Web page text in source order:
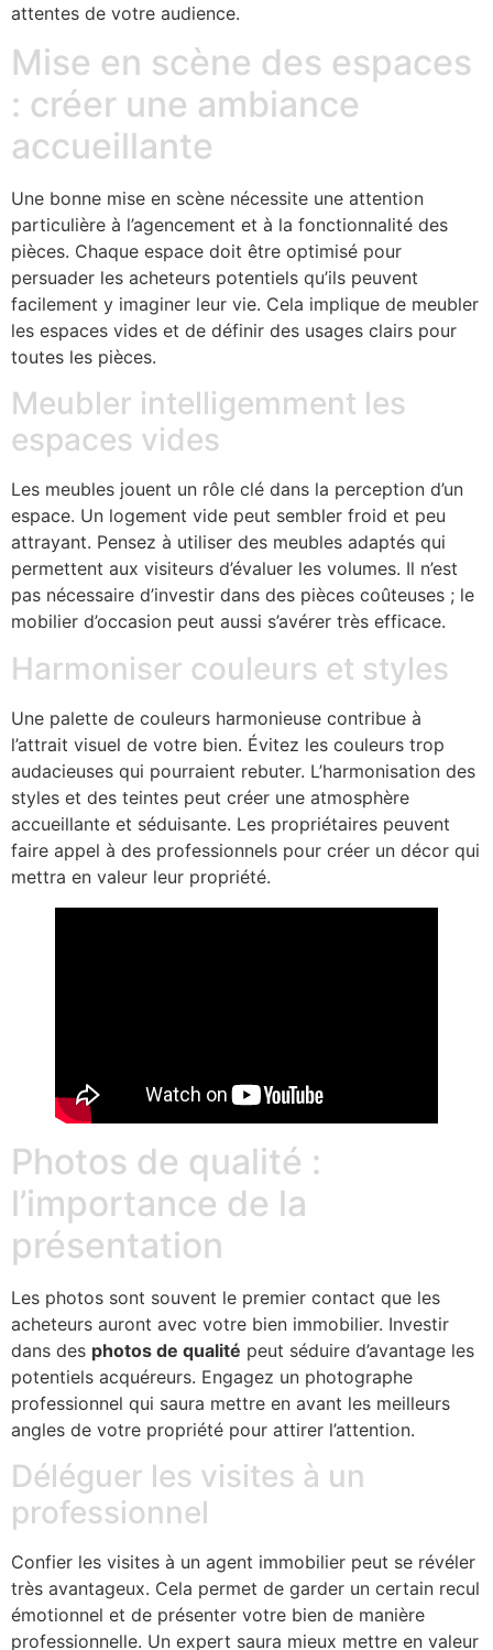
attentes de votre audience.
Mise en scène des espaces
: créer une ambiance
accueillante
Une bonne mise en scène nécessite une attention
particulière à l’agencement et à la fonctionnalité des
pièces. Chaque espace doit être optimisé pour
persuader les acheteurs potentiels qu’ils peuvent
facilement y imaginer leur vie. Cela implique de meubler
les espaces vides et de définir des usages clairs pour
toutes les pièces.
Meubler intelligemment les
espaces vides
Les meubles jouent un rôle clé dans la perception d’un
espace. Un logement vide peut sembler froid et peu
attrayant. Pensez à utiliser des meubles adaptés qui
permettent aux visiteurs d’évaluer les volumes. Il n’est
pas nécessaire d’investir dans des pièces coûteuses ; le
mobilier d’occasion peut aussi s’avérer très efficace.
Harmoniser couleurs et styles
Une palette de couleurs harmonieuse contribue à
l’attrait visuel de votre bien. Évitez les couleurs trop
audacieuses qui pourraient rebuter. L’harmonisation des
styles et des teintes peut créer une atmosphère
accueillante et séduisante. Les propriétaires peuvent
faire appel à des professionnels pour créer un décor qui
mettra en valeur leur propriété.
Photos de qualité :
l’importance de la
présentation
Les photos sont souvent le premier contact que les
acheteurs auront avec votre bien immobilier. Investir
dans des photos de qualité peut séduire d’avantage les
potentiels acquéreurs. Engagez un photographe
professionnel qui saura mettre en avant les meilleurs
angles de votre propriété pour attirer l’attention.
Déléguer les visites à un
professionnel
Confier les visites à un agent immobilier peut se révéler
très avantageux. Cela permet de garder un certain recul
émotionnel et de présenter votre bien de manière
professionnelle. Un expert saura mieux mettre en valeur